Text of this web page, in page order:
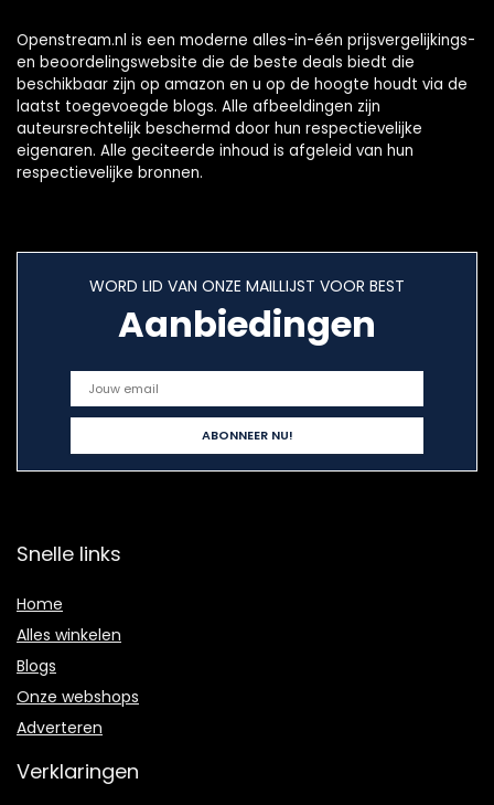
Openstream.nl is een moderne alles-in-één prijsvergelijkings-
en beoordelingswebsite die de beste deals biedt die
beschikbaar zijn op amazon en u op de hoogte houdt via de
laatst toegevoegde blogs. Alle afbeeldingen zijn
auteursrechtelijk beschermd door hun respectievelijke
eigenaren. Alle geciteerde inhoud is afgeleid van hun
respectievelijke bronnen.
WORD LID VAN ONZE MAILLIJST VOOR BEST
Aanbiedingen
Snelle links
Home
Alles winkelen
Blogs
Onze webshops
Adverteren
Verklaringen